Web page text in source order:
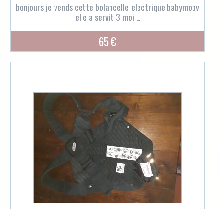
bonjours je vends cette bolancelle electrique babymoov
elle a servit 3 moi ...
65 €